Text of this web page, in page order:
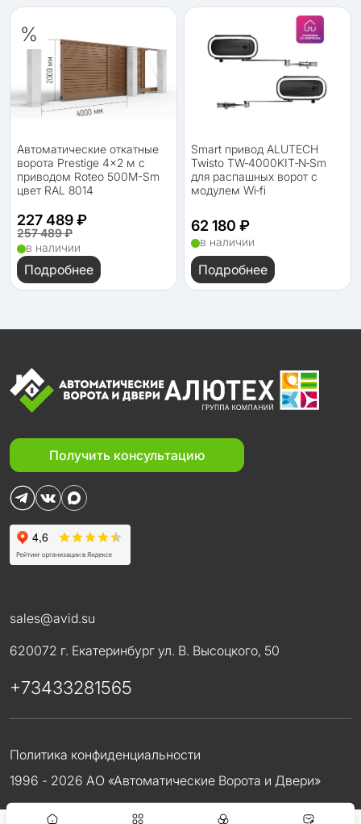
%
Автоматические откатные
ворота Prestige 4x2 м с
приводом Roteo 500M-Sm
цвет RAL 8014
227 489 ₽
257 489 ₽
в наличии
Подробнее
Smart привод ALUTECH
Twisto TW‑4000KIT‑N‑Sm
для распашных ворот с
модулем Wi‑fi
62 180 ₽
в наличии
Подробнее
Получить консультацию
sales@avid.su
620072 г. Екатеринбург ул. В. Высоцкого, 50
+73433281565
Политика конфиденциальности
1996 - 2026 АО «Автоматические Ворота и Двери»